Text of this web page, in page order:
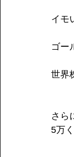
イモ
ゴー
世界
さら
5万